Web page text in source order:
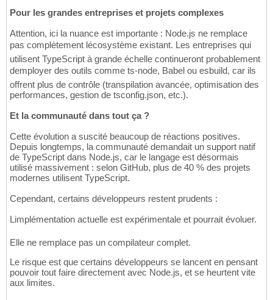
Pour les grandes entreprises et projets complexes
Attention, ici la nuance est importante : Node.js ne remplace
pas complètement lécosystème existant. Les entreprises qui
utilisent TypeScript à grande échelle continueront probablement
demployer des outils comme ts-node, Babel ou esbuild, car ils
offrent plus de contrôle (transpilation avancée, optimisation des
performances, gestion de tsconfig.json, etc.).
Et la communauté dans tout ça ?
Cette évolution a suscité beaucoup de réactions positives.
Depuis longtemps, la communauté demandait un support natif
de TypeScript dans Node.js, car le langage est désormais
utilisé massivement : selon GitHub, plus de 40 % des projets
modernes utilisent TypeScript.
Cependant, certains développeurs restent prudents :
Limplémentation actuelle est expérimentale et pourrait évoluer.
Elle ne remplace pas un compilateur complet.
Le risque est que certains développeurs se lancent en pensant
pouvoir tout faire directement avec Node.js, et se heurtent vite
aux limites.